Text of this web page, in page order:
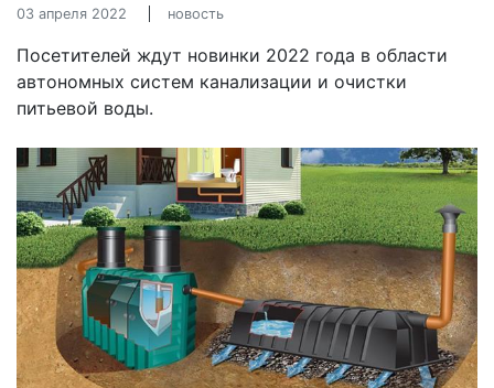
03 апреля 2022 новость
Посетителей ждут новинки 2022 года в области
автономных систем канализации и очистки
питьевой воды.